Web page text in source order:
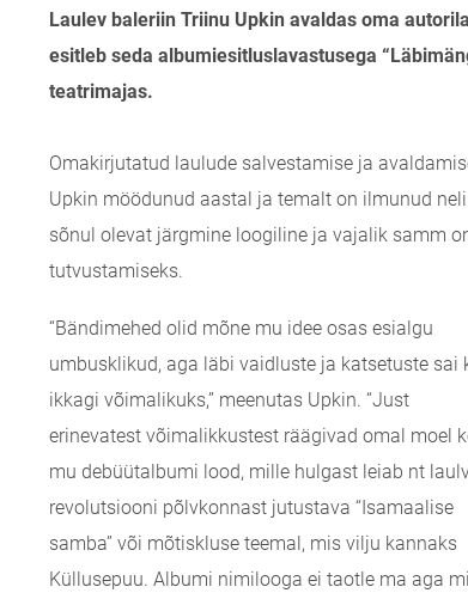
Laulev baleriin Triinu Upkin avaldas oma
esitleb seda albumiesitluslavastusega
teatrimajas.
Omakirjutatud laulude salvestamise ja
Upkin möödunud aastal ja temalt on ilmunud
sõnul olevat järgmine loogiline ja vajalik samm
tutvustamiseks.
“Bändimehed olid mõne mu idee osas esialgu
umbusklikud, aga läbi vaidluste ja katsetuste sai
ikkagi võimalikuks,” meenutas Upkin. “Just
erinevatest võimalikkustest räägivad omal moel
mu debüütalbumi lood, mille hulgast leiab nt
revolutsiooni põlvkonnast jutustava “Isamaalise
samba” või mõtiskluse teemal, mis vilju kannaks
Küllusepuu. Albumi nimilooga ei taotle ma aga